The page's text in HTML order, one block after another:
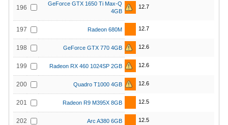
196
GeForce GTX 1650 Ti Max-Q
4GB
12.7
197 Radeon 680M 12.7
198 GeForce GTX 770 4GB 12.6
199 Radeon RX 460 1024SP 2GB 12.6
200 Quadro T1000 4GB 12.6
201 Radeon R9 M395X 8GB 12.5
202 Arc A380 6GB 12.5